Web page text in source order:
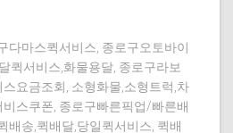
다마스퀵서비스, 종로구오토바이
퀵서비스,화물용달, 종로구라보
요금조회, 소형화물,소형트럭,차
스쿠폰, 종로구빠른픽업/빠른배
배송,퀵배달,당일퀵서비스, 퀵배